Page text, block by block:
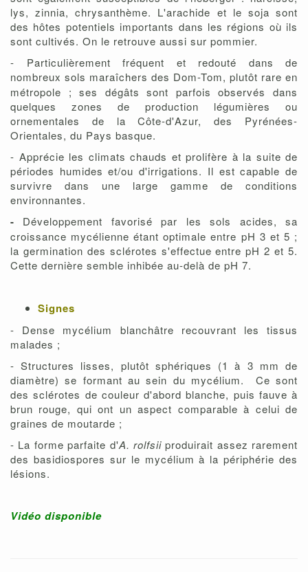
lys, zinnia, chrysanthème. L'arachide et le soja sont
des hôtes potentiels importants dans les régions où ils
sont cultivés. On le retrouve aussi sur pommier.
- Particulièrement fréquent et redouté dans de
nombreux sols maraîchers des Dom-Tom, plutôt rare en
métropole ; ses dégâts sont parfois observés dans
quelques zones de production légumières ou
ornementales de la Côte-d'Azur, des Pyrénées-
Orientales, du Pays basque.
- Apprécie les climats chauds et prolifère à la suite de
périodes humides et/ou d'irrigations. Il est capable de
survivre dans une large gamme de conditions
environnantes.
- Développement favorisé par les sols acides, sa
croissance mycélienne étant optimale entre pH 3 et 5 ;
la germination des sclérotes s'effectue entre pH 2 et 5.
Cette dernière semble inhibée au-delà de pH 7.
Signes
- Dense mycélium blanchâtre recouvrant les tissus
malades ;
- Structures lisses, plutôt sphériques (1 à 3 mm de
diamètre) se formant au sein du mycélium. Ce sont
des sclérotes de couleur d'abord blanche, puis fauve à
brun rouge, qui ont un aspect comparable à celui de
graines de moutarde ;
- La forme parfaite d'A. rolfsiiproduirait assez rarement
des basidiospores sur le mycélium à la périphérie des
lésions.
Vidéo disponible